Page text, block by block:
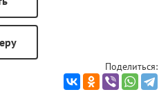
Поделиться: